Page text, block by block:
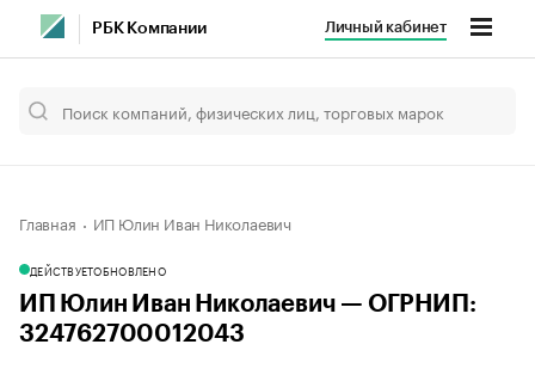
РБК Компании Личный кабинет
Главная ИП Юлин Иван Николаевич
ДЕЙСТВУЕТОБНОВЛЕНО
ИП Юлин Иван Николаевич — ОГРНИП:
324762700012043